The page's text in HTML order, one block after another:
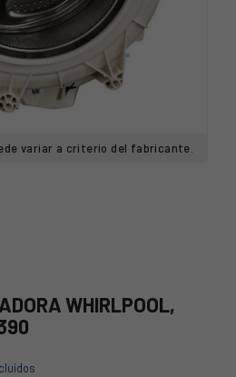
variar a criterio del fabricante.
WHIRLPOOL,